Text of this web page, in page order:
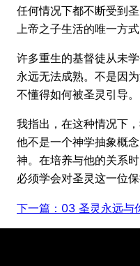
任何情况下都不断受到
上帝之子生活的唯一方式
许多重生的基督徒从未
永远无法成熟。不是因
不懂得如何被圣灵引导。
我指出，在这种情况下
他不是一个神学抽象概
神。在培养与他的关系
必须学会对圣灵这一位保
下一篇：03 圣灵永远与